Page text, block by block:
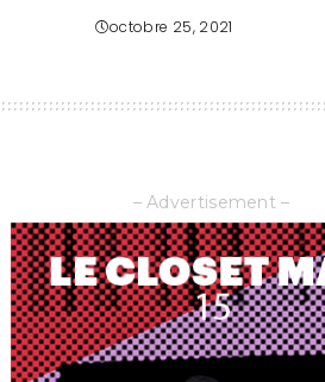
octobre 25, 2021
– Advertisement –